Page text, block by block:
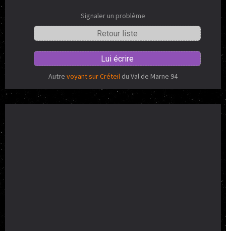
Signaler un problème
Retour liste
Lui écrire
Autre voyant sur Créteil du Val de Marne 94